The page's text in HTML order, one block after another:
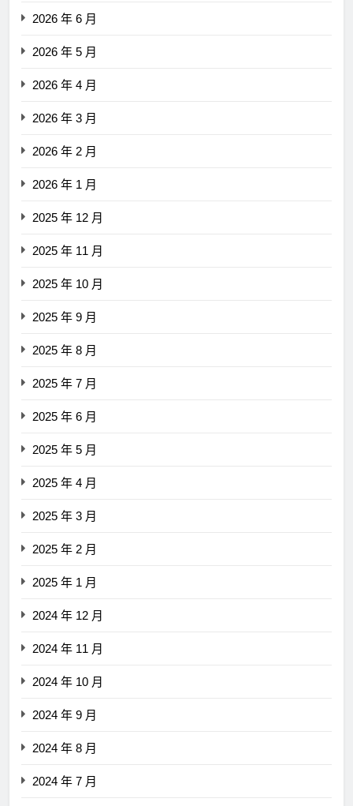
2026 年 6 月
2026 年 5 月
2026 年 4 月
2026 年 3 月
2026 年 2 月
2026 年 1 月
2025 年 12 月
2025 年 11 月
2025 年 10 月
2025 年 9 月
2025 年 8 月
2025 年 7 月
2025 年 6 月
2025 年 5 月
2025 年 4 月
2025 年 3 月
2025 年 2 月
2025 年 1 月
2024 年 12 月
2024 年 11 月
2024 年 10 月
2024 年 9 月
2024 年 8 月
2024 年 7 月